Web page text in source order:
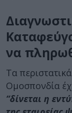
να
Τα
Ομοσπονδία
“δίνεται η